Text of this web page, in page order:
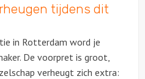
tijdens dit
in Rotterdam word je
De voorpret is groot,
verheugt zich extra: